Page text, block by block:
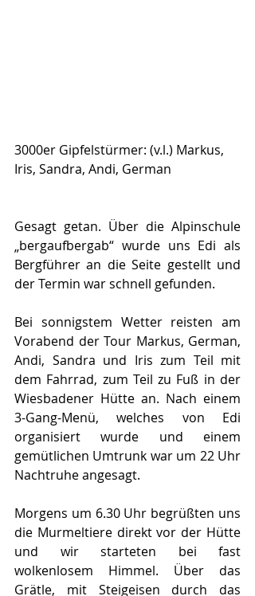
3000er Gipfelstürmer: (v.l.) Markus,
Iris, Sandra, Andi, German
Gesagt getan. Über die Alpinschule
„bergaufbergab“ wurde uns Edi als
Bergführer an die Seite gestellt und
der Termin war schnell gefunden.
Bei sonnigstem Wetter reisten am
Vorabend der Tour Markus, German,
Andi, Sandra und Iris zum Teil mit
dem Fahrrad, zum Teil zu Fuß in der
Wiesbadener Hütte an. Nach einem
3-Gang-Menü, welches von Edi
organisiert wurde und einem
gemütlichen Umtrunk war um 22 Uhr
Nachtruhe angesagt.
Morgens um 6.30 Uhr begrüßten uns
die Murmeltiere direkt vor der Hütte
und wir starteten bei fast
wolkenlosem Himmel. Über das
Grätle, mit Steigeisen durch das